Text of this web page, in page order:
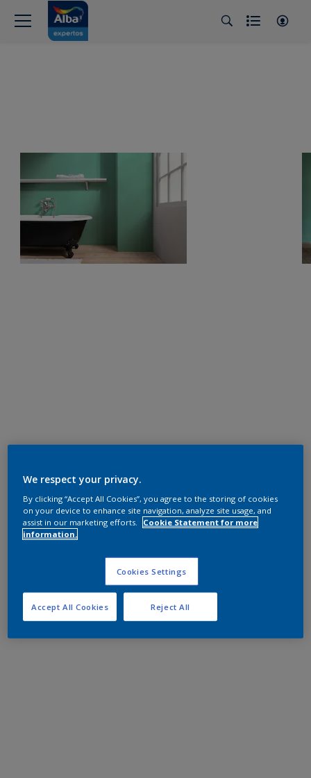
We respect your privacy.
By clicking “Accept All Cookies”, you agree to the storing of cookies
on your device to enhance site navigation, analyze site usage, and
assist in our marketing efforts.
Cookie Statement for more
information.
Cookies Settings
Reject All
Accept All Cookies